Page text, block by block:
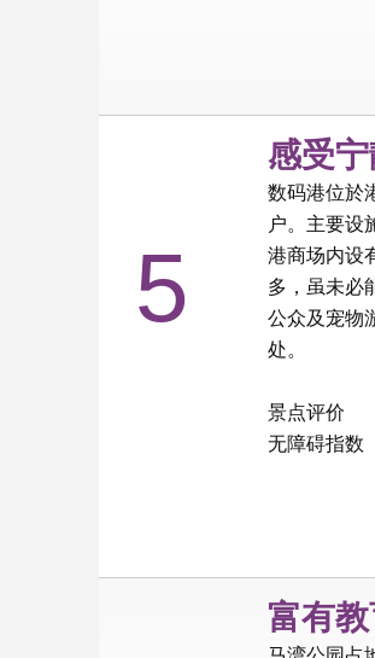
5
感受
数码港位於
户。主要设
港商场内设
多，虽未必
公众及宠物
处。
景点评价
无障碍指数
富有